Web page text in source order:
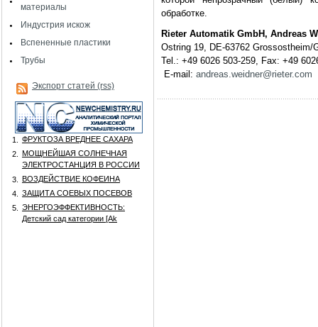
материалы
Индустрия искож
Вспененные пластики
Трубы
Экспорт статей (rss)
1.
ФРУКТОЗА ВРЕДНЕЕ САХАРА
2.
МОЩНЕЙШАЯ СОЛНЕЧНАЯ
ЭЛЕКТРОСТАНЦИЯ В РОССИИ
3.
ВОЗДЕЙСТВИЕ КОФЕИНА
4.
ЗАЩИТА СОЕВЫХ ПОСЕВОВ
5.
ЭНЕРГОЭФФЕКТИВНОСТЬ:
Детский сад категории [Аk
обработке.
Rieter Automatik GmbH, Andreas
Ostring 19, DE-63762 Grossostheim/
Tel.: +49 6026 503-259, Fax: +49
E-mail: andreas.weidner@rieter.com